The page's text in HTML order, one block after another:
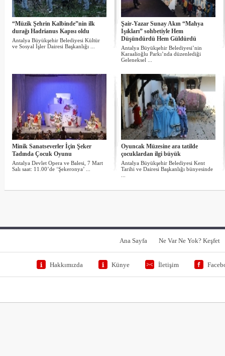
“Müzik Şehrin Kalbinde”nin ilk
durağı Hadrianus Kapısı oldu
Antalya Büyükşehir Belediyesi Kültür
ve Sosyal İşler Dairesi Başkanlığı ...
Şair-Yazar Sunay Akın “Mahya
Işıkları” sohbetiyle Hem
Düşündürdü Hem Güldürdü
Antalya Büyükşehir Belediyesi’nin
Karaalioğlu Parkı’nda düzenlediği
Geleneksel ...
Minik Sanatseverler İçin Şeker
Tadında Çocuk Oyunu
Antalya Devlet Opera ve Balesi, 7 Mart
Salı saat: 11.00’de ‘Şekeronya’ ...
Oyuncak Müzesine ara tatilde
çocuklardan ilgi büyük
Antalya Büyükşehir Belediyesi Kent
Tarihi ve Dairesi Başkanlığı bünyesinde
Ana Sayfa Ne Var Ne Yok? Keşfet
Hakkımızda Künye İletişim